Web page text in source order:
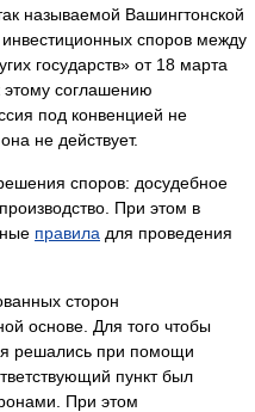
называемой Вашингтонской
споров между
государств» от 18 марта
соглашению
под конвенцией не
не действует.
споров: досудебное
При этом в
правила для проведения
сторон
основе. Для того чтобы
решались при помощи
пункт был
При этом